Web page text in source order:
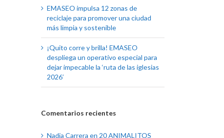
EMASEO impulsa 12 zonas de
reciclaje para promover una ciudad
más limpia y sostenible
¡Quito corre y brilla! EMASEO
despliega un operativo especial para
dejar impecable la ‘ruta de las iglesias
2026’
Comentarios recientes
Nadia Carrera en 20 ANIMALITOS